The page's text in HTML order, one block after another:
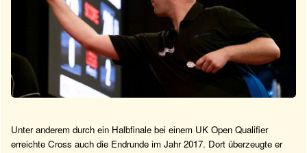
Unter anderem durch ein Halbfinale bei einem UK Open Qualifier
erreichte Cross auch die Endrunde im Jahr 2017. Dort überzeugte er